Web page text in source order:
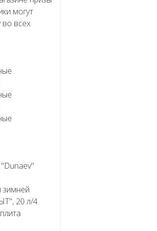
могут
во всех
зимней
20 л/4